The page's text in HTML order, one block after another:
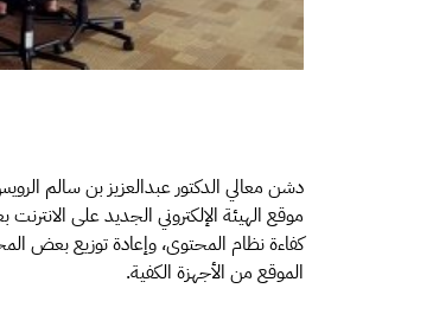
دشن معالي الدكتور عبدالعزيز بن سالم
موقع الهيئة الإلكتروني الجديد على
كفاءة نظام المحتوى، وإعادة توزيع بعض
الموقع من الأجهزة الكفية.